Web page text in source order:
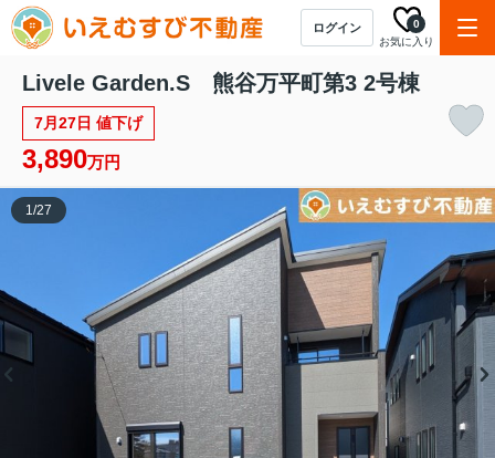
ログイン
お気に入り
0
Livele Garden.S 熊谷万平町第3 2号棟
7月27日 値下げ
3,890万円
1/27